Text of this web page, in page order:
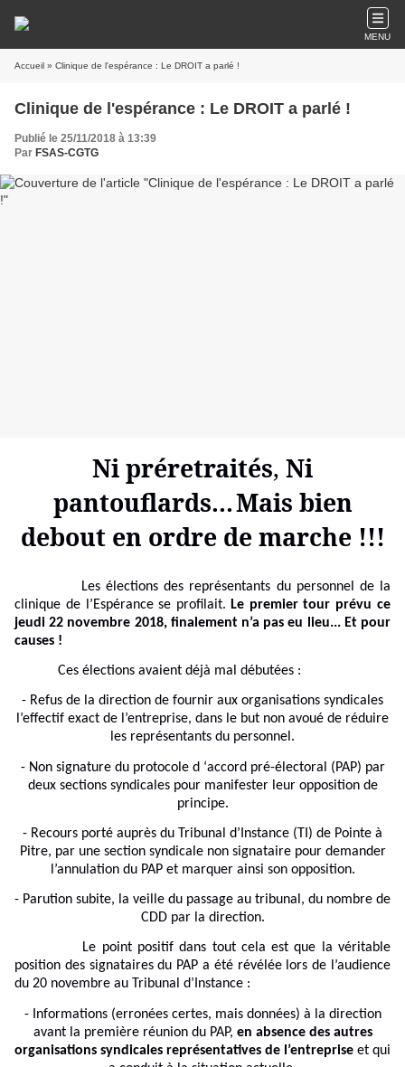
MENU
Accueil » Clinique de l'espérance : Le DROIT a parlé !
Clinique de l'espérance : Le DROIT a parlé !
Publié le 25/11/2018 à 13:39
Par FSAS-CGTG
Ni préretraités, Ni
pantouflards...Mais bien
debout en ordre de marche !!!
Les élections des représentants du personnel de la
clinique de l’Espérance se profilait. Le premier tour prévu ce
jeudi 22 novembre 2018, finalement n’a pas eu lieu... Et pour
causes !
Ces élections avaient déjà mal débutées :
- Refus de la direction de fournir aux organisations syndicales
l’effectif exact de l’entreprise, dans le but non avoué de réduire
les représentants du personnel.
- Non signature du protocole d ‘accord pré-électoral (PAP) par
deux sections syndicales pour manifester leur opposition de
principe.
- Recours porté auprès du Tribunal d’Instance (TI) de Pointe à
Pitre, par une section syndicale non signataire pour demander
l’annulation du PAP et marquer ainsi son opposition.
- Parution subite, la veille du passage au tribunal, du nombre de
CDD par la direction.
Le point positif dans tout cela est que la véritable
position des signataires du PAP a été révélée lors de l’audience
du 20 novembre au Tribunal d’Instance :
- Informations (erronées certes, mais données) à la direction
avant la première réunion du PAP, en absence des autres
organisations syndicales représentatives de l’entreprise et qui